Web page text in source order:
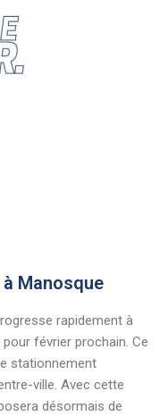
Manosque
rapidement à
février prochain. Ce
stationnement
ville. Avec cette
désormais de